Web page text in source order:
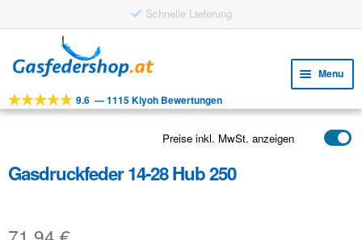
Schnelle Lieferung
to
navigation
to
content
Menu
WERKZEUGE
menu
ANWENDUNGEN
FAQ
9.6 —1115 Kiyoh Bewertungen
Preise inkl. MwSt. anzeigen
Gasdruckfeder 14-28 Hub 250